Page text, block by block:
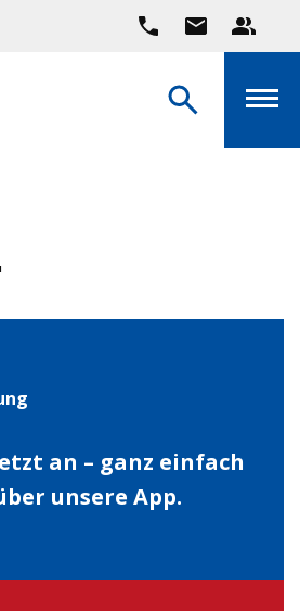
an – ganz einfach
unsere App.